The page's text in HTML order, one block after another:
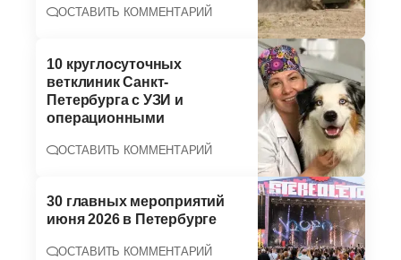
ОСТАВИТЬ КОММЕНТАРИЙ
10 круглосуточных
ветклиник Санкт-
Петербурга с УЗИ и
операционными
ОСТАВИТЬ КОММЕНТАРИЙ
30 главных мероприятий
июня 2026 в Петербурге
ОСТАВИТЬ КОММЕНТАРИЙ